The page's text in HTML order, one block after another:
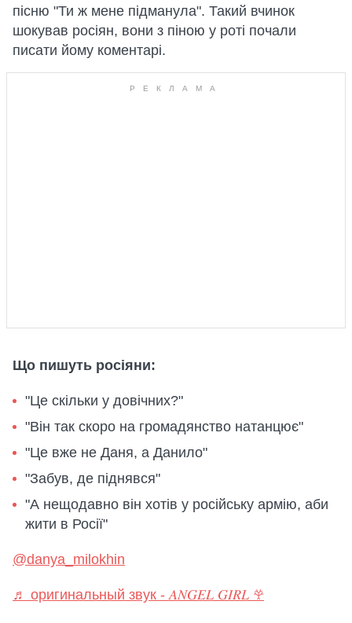
пісню "Ти ж мене підманула". Такий вчинок
шокував росіян, вони з піною у роті почали
писати йому коментарі.
Що пишуть росіяни:
"Це скільки у довічних?"
"Він так скоро на громадянство натанцює"
"Це вже не Даня, а Данило"
"Забув, де піднявся"
"А нещодавно він хотів у російську армію, аби
жити в Росії"
@danya_milokhin
♬ оригинальный звук - 𝐴𝑁𝐺𝐸𝐿 𝐺𝐼𝑅𝐿 𖣂